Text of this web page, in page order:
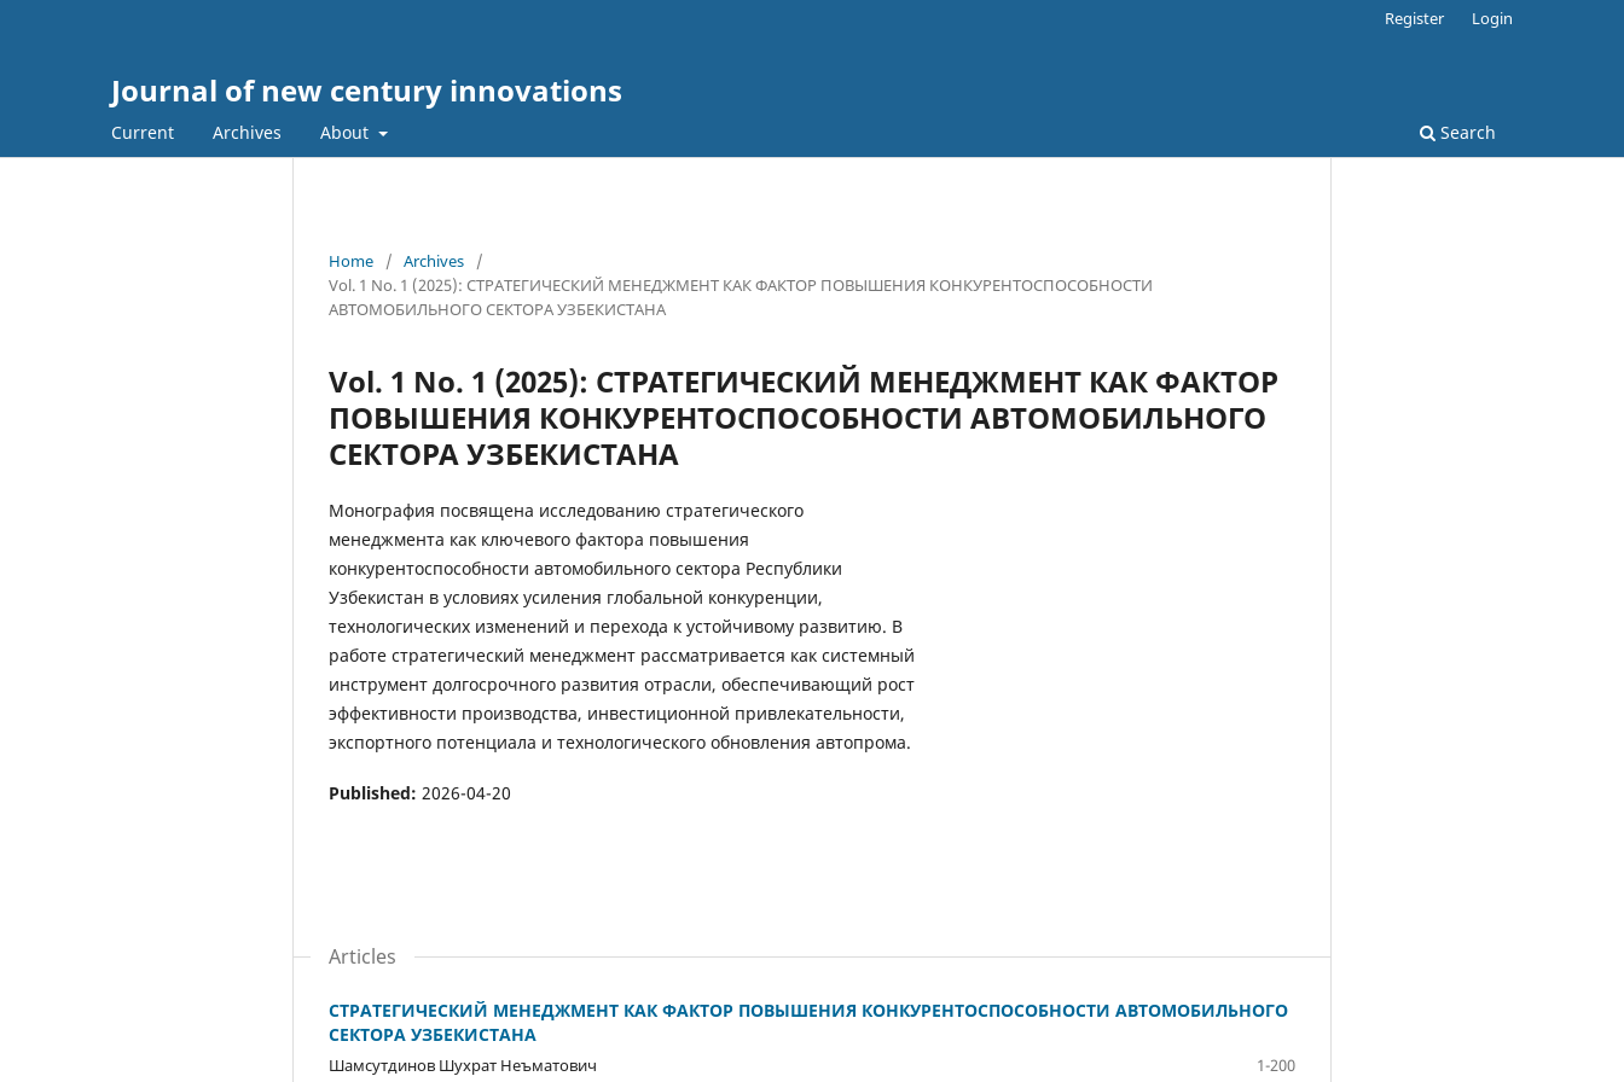
Journal of new century innovations
Current Archives About Search
Register Login
Home / Archives
/
Vol. 1 No. 1 (2025): СТРАТЕГИЧЕСКИЙ МЕНЕДЖМЕНТ КАК ФАКТОР ПОВЫШЕНИЯ КОНКУРЕНТОСПОСОБНОСТИ
АВТОМОБИЛЬНОГО СЕКТОРА УЗБЕКИСТАНА
Vol. 1 No. 1 (2025): СТРАТЕГИЧЕСКИЙ МЕНЕДЖМЕНТ КАК ФАКТОР
ПОВЫШЕНИЯ КОНКУРЕНТОСПОСОБНОСТИ АВТОМОБИЛЬНОГО
СЕКТОРА УЗБЕКИСТАНА
Монография посвящена исследованию стратегического
менеджмента как ключевого фактора повышения
конкурентоспособности автомобильного сектора Республики
Узбекистан в условиях усиления глобальной конкуренции,
технологических изменений и перехода к устойчивому развитию. В
работе стратегический менеджмент рассматривается как системный
инструмент долгосрочного развития отрасли, обеспечивающий рост
эффективности производства, инвестиционной привлекательности,
экспортного потенциала и технологического обновления автопрома.
Published: 2026-04-20
Articles
СТРАТЕГИЧЕСКИЙ МЕНЕДЖМЕНТ КАК ФАКТОР ПОВЫШЕНИЯ КОНКУРЕНТОСПОСОБНОСТИ АВТОМОБИЛЬНОГО
СЕКТОРА УЗБЕКИСТАНА
Шамсутдинов Шухрат Неъматович 1-200